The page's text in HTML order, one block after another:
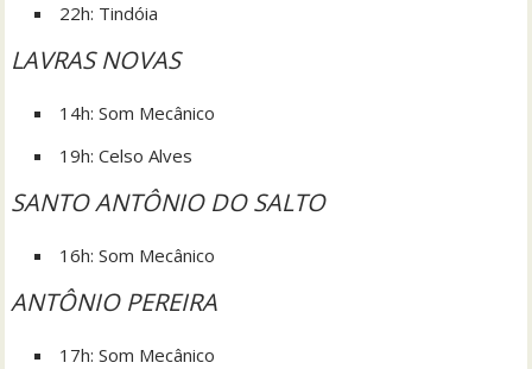
22h: Tindóia
LAVRAS NOVAS
14h: Som Mecânico
19h: Celso Alves
SANTO ANTÔNIO DO SALTO
16h: Som Mecânico
ANTÔNIO PEREIRA
17h: Som Mecânico